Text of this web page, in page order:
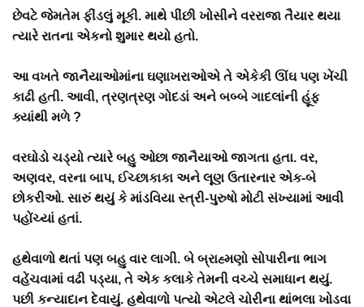
છેવટે જેમતેમ ફીંડલું મૂકી. માથે પીંછી ખોસીને વરરાજા તૈયાર થયા
ત્યારે રાતના એકનો શુમાર થયો હતો.
આ વખતે જાનૈયાઓમાંના ઘણાખરાઓએ તે એકેકી ઊંઘ પણ ખેંચી
કાઢી હતી. આવી, ત્રણત્રણ ગોદડાં અને બબ્બે ગાદલાંની હૂંફ
ક્યાંથી મળે ?
વરઘોડો ચડ્યો ત્યારે બહુ ઓછા જાનૈયાઓ જાગતા હતા. વર,
અણવર, વરના બાપ, ઈચ્છાકાકા અને લૂણ ઉતારનાર એક-બે
છોકરીઓ. સારું થયું કે માંડવિયા સ્ત્રી-પુરુષો મોટી સંખ્યામાં આવી
પહોંચ્યાં હતાં.
હથેવાળો થતાં પણ બહુ વાર લાગી. બે બ્રાહ્મણો સોપારીના ભાગ
વહેંચવામાં વઢી પડ્યા, તે એક કલાકે તેમની વચ્ચે સમાધાન થયું.
પછી કન્યાદાન દેવાયું. હથેવાળો પત્યો એટલે ચોરીના થાંભલા ખોડવા